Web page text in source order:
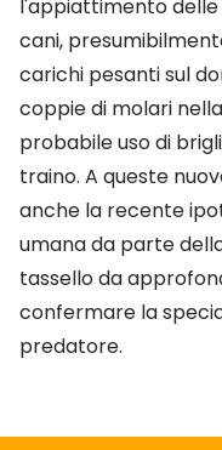
l'appiattimento
cani,
carichi pesanti sul
coppie di molari
probabile uso di
traino. A queste
anche la recente
umana da parte
tassello da
confermare la
predatore.